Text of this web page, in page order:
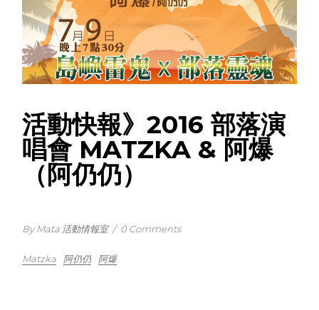
活動快報》2016 部落演
唱會 MATZKA & 阿爆
（阿仍仍）
By Mata 活動情報室 / 0 Comments
Matzka 阿仍仍 阿爆